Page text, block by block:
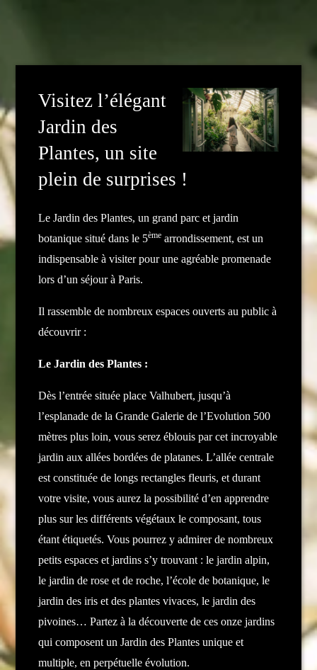
Visitez l’élégant
Jardin des
Plantes, un site
plein de surprises !
Le Jardin des Plantes, un grand parc et jardin
botanique situé dans le 5ème arrondissement, est un
indispensable à visiter pour une agréable promenade
lors d’un séjour à Paris.
Il rassemble de nombreux espaces ouverts au public à
découvrir :
Le Jardin des Plantes :
Dès l’entrée située place Valhubert, jusqu’à
l’esplanade de la Grande Galerie de l’Evolution 500
mètres plus loin, vous serez éblouis par cet incroyable
jardin aux allées bordées de platanes. L’allée centrale
est constituée de longs rectangles fleuris, et durant
votre visite, vous aurez la possibilité d’en apprendre
plus sur les différents végétaux le composant, tous
étant étiquetés. Vous pourrez y admirer de nombreux
petits espaces et jardins s’y trouvant : le jardin alpin,
le jardin de rose et de roche, l’école de botanique, le
jardin des iris et des plantes vivaces, le jardin des
pivoines… Partez à la découverte de ces onze jardins
qui composent un Jardin des Plantes unique et
multiple, en perpétuelle évolution.